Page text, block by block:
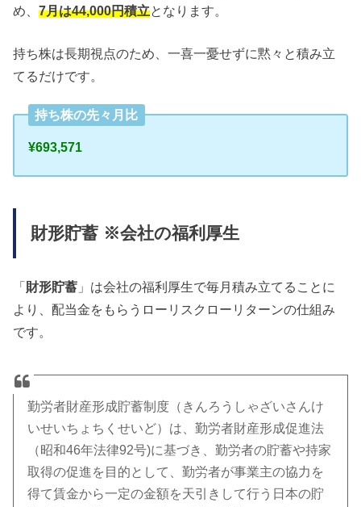
め、7月は44,000円積立となります。
持ち株は長期視点のため、一喜一憂せずに黙々と積み立
てるだけです。
持ち株の先々月比
¥693,571
財形貯蓄 ※会社の福利厚生
「財形貯蓄 」は会社の福利厚生で毎月積み立てることに
より、配当金をもらうローリスクローリターンの仕組み
です。
勤労者財産形成貯蓄制度（きんろうしゃざいさんけ
いせいちょちくせいど）は、勤労者財産形成促進法
（昭和46年法律92号)に基づき、勤労者の貯蓄や持家
取得の促進を目的として、勤労者が事業主の協力を
得て賃金から一定の金額を天引きして行う日本の貯